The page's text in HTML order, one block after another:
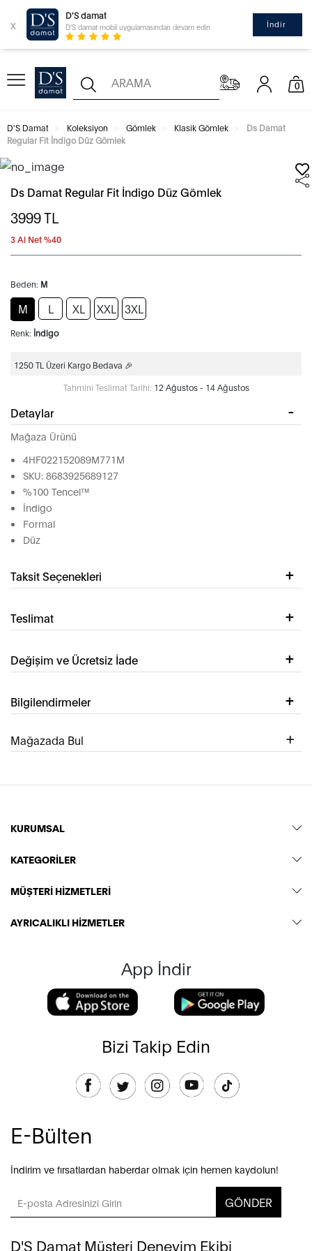
x
D'S damat
D'S damat mobil uygulamasından devam edin İndir
0
D'S Damat Koleksiyon Gömlek Klasik Gömlek
Ds Damat
Regular Fit İndigo Düz Gömlek
Ds Damat Regular Fit İndigo Düz Gömlek
3999TL
3 Al Net %40
Beden: M
M L XL XXL 3XL
Renk: İndigo
1250 TL Üzeri Kargo Bedava 🎉
Tahmini Teslimat Tarihi: 12 Ağustos - 14 Ağustos
Detaylar
Mağaza Ürünü
4HF022152089M771M
SKU: 8683925689127
%100 Tencel™
İndigo
Formal
Düz
Taksit Seçenekleri
Teslimat
Değişim ve Ücretsiz İade
Bilgilendirmeler
Mağazada Bul
KURUMSAL
KATEGORİLER
MÜŞTERİ HİZMETLERİ
AYRICALIKLI HİZMETLER
App İndir
Bizi Takip Edin
E-Bülten
İndirim ve fırsatlardan haberdar olmak için hemen kaydolun!
GÖNDER
D'S Damat Müşteri Deneyim Ekibi